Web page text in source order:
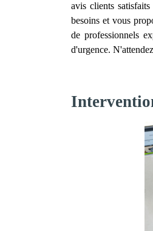
avis clients
besoins et vous
de professionnels
d'urgence.